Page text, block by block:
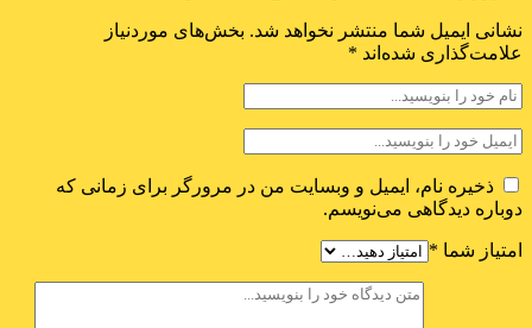
نشانی ایمیل شما منتشر نخواهد شد. بخش‌های موردنیاز
علامت‌گذاری شده‌اند *
ذخیره نام، ایمیل و وبسایت من در مرورگر برای زمانی که
دوباره دیدگاهی می‌نویسم.
امتیاز شما *